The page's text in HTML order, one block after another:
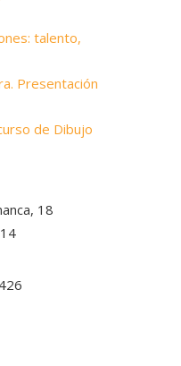
talento,
Presentación
de Dibujo
18